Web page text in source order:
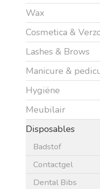
Wax
Cosmetica &
Lashes & Brows
Manicure &
Hygiëne
Meubilair
Disposables
Badstof
Contactgel
Dental Bibs